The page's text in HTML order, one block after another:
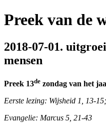
Preek van de
2018-07-01.
mensen
Preek 13de zondag van het
Eerste lezing: Wijsheid 1, 13-
Evangelie: Marcus 5, 21-43